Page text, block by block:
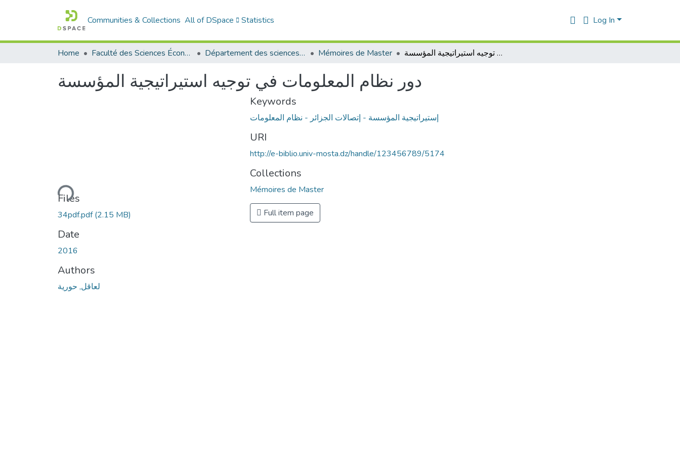
Communities & Collections All of DSpace Statistics Log In
Home Faculté des Sciences Économiques Commerciales et des Sciences de Gestion Département des sciences de gestion Mémoires de Master دور نظام المعلومات في توجيه استيراتيجية المؤسسة
دور نظام المعلومات في توجيه استيراتيجية المؤسسة
Loading...
Files
34pdf.pdf(2.15 MB)
Date
2016
Authors
لعاقل, حورية
Keywords
إستيراتيجية المؤسسة - إتصالات الجزائر - نظام المعلومات
URI
http://e-biblio.univ-mosta.dz/handle/123456789/5174
Collections
Mémoires de Master
Full item page